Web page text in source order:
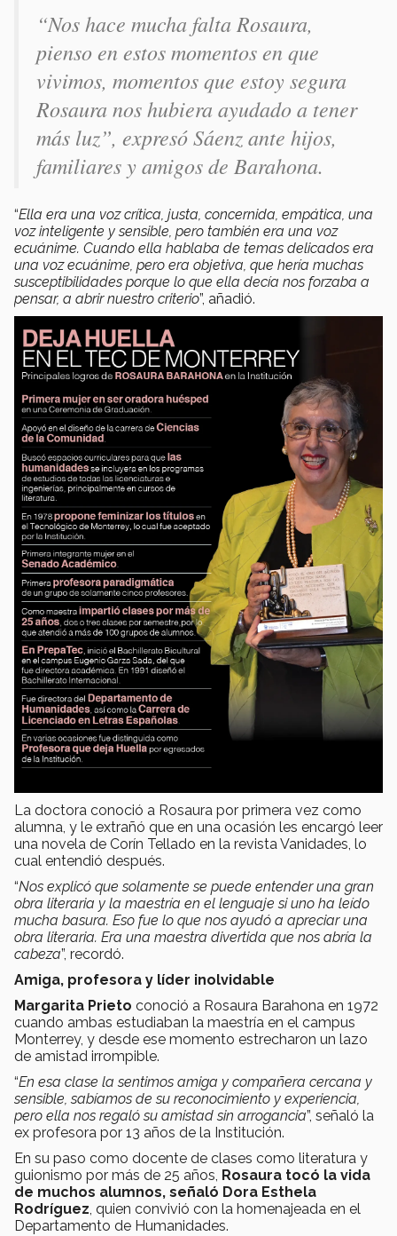
“Nos hace mucha falta Rosaura,
pienso en estos momentos en que
vivimos, momentos que estoy segura
Rosaura nos hubiera ayudado a tener
más luz”, expresó Sáenz ante hijos,
familiares y amigos de Barahona.
“Ella era una voz crítica, justa, concernida, empática, una
voz inteligente y sensible, pero también era una voz
ecuánime. Cuando ella hablaba de temas delicados era
una voz ecuánime, pero era objetiva, que hería muchas
susceptibilidades porque lo que ella decía nos forzaba a
pensar, a abrir nuestro criterio”, añadió.
La doctora conoció a Rosaura por primera vez como
alumna, y le extrañó que en una ocasión les encargó leer
una novela de Corín Tellado en la revista Vanidades, lo
cual entendió después.
“Nos explicó que solamente se puede entender una gran
obra literaria y la maestría en el lenguaje si uno ha leído
mucha basura. Eso fue lo que nos ayudó a apreciar una
obra literaria. Era una maestra divertida que nos abría la
cabeza”, recordó.
Amiga, profesora y líder inolvidable
Margarita Prieto conoció a Rosaura Barahona en 1972
cuando ambas estudiaban la maestría en el campus
Monterrey, y desde ese momento estrecharon un lazo
de amistad irrompible.
“En esa clase la sentimos amiga y compañera cercana y
sensible, sabíamos de su reconocimiento y experiencia,
pero ella nos regaló su amistad sin arrogancia”, señaló la
ex profesora por 13 años de la Institución.
En su paso como docente de clases como literatura y
guionismo por más de 25 años, Rosaura tocó la vida
de muchos alumnos, señaló Dora Esthela
Rodríguez, quien convivió con la homenajeada en el
Departamento de Humanidades.